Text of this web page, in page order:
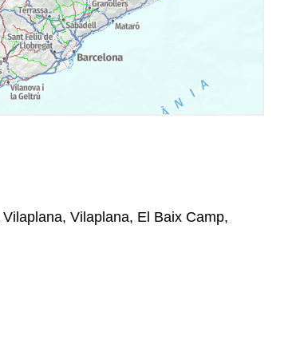
Vilaplana, El Baix Camp,